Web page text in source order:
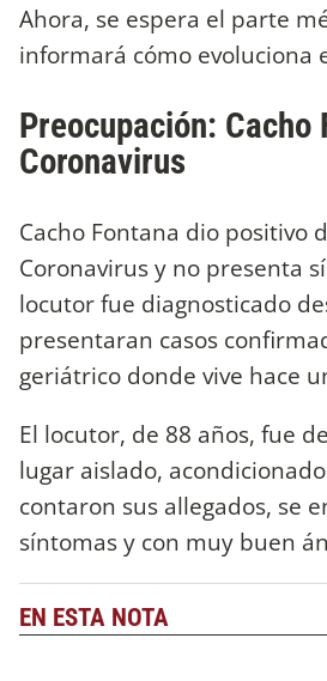
Ahora, se espera el parte
informará cómo evoluciona
Preocupación: Cacho
Coronavirus
Cacho Fontana dio positivo
Coronavirus y no presenta
locutor fue diagnosticado
presentaran casos
geriátrico donde vive hace
El locutor, de 88 años, fue
lugar aislado,
contaron sus allegados, se
síntomas y con muy buen
EN ESTA NOTA